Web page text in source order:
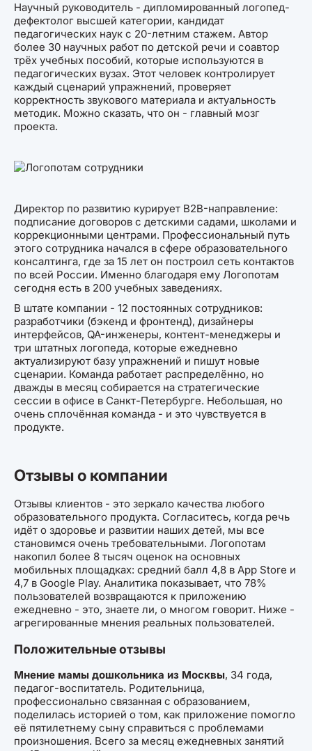
Научный руководитель - дипломированный логопед-
дефектолог высшей категории, кандидат
педагогических наук с 20-летним стажем. Автор
более 30 научных работ по детской речи и соавтор
трёх учебных пособий, которые используются в
педагогических вузах. Этот человек контролирует
каждый сценарий упражнений, проверяет
корректность звукового материала и актуальность
методик. Можно сказать, что он - главный мозг
проекта.
Директор по развитию курирует B2B-направление:
подписание договоров с детскими садами, школами и
коррекционными центрами. Профессиональный путь
этого сотрудника начался в сфере образовательного
консалтинга, где за 15 лет он построил сеть контактов
по всей России. Именно благодаря ему Логопотам
сегодня есть в 200 учебных заведениях.
В штате компании - 12 постоянных сотрудников:
разработчики (бэкенд и фронтенд), дизайнеры
интерфейсов, QA-инженеры, контент-менеджеры и
три штатных логопеда, которые ежедневно
актуализируют базу упражнений и пишут новые
сценарии. Команда работает распределённо, но
дважды в месяц собирается на стратегические
сессии в офисе в Санкт-Петербурге. Небольшая, но
очень сплочённая команда - и это чувствуется в
продукте.
Отзывы о компании
Отзывы клиентов - это зеркало качества любого
образовательного продукта. Согласитесь, когда речь
идёт о здоровье и развитии наших детей, мы все
становимся очень требовательными. Логопотам
накопил более 8 тысяч оценок на основных
мобильных площадках: средний балл 4,8 в App Store и
4,7 в Google Play. Аналитика показывает, что 78%
пользователей возвращаются к приложению
ежедневно - это, знаете ли, о многом говорит. Ниже -
агрегированные мнения реальных пользователей.
Положительные отзывы
Мнение мамы дошкольника из Москвы, 34 года,
педагог-воспитатель. Родительница,
профессионально связанная с образованием,
поделилась историей о том, как приложение помогло
её пятилетнему сыну справиться с проблемами
произношения. Всего за месяц ежедневных занятий